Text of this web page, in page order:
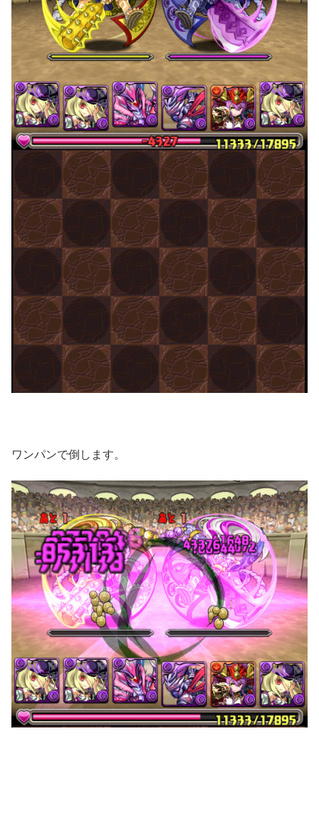
ワンパンで倒します。